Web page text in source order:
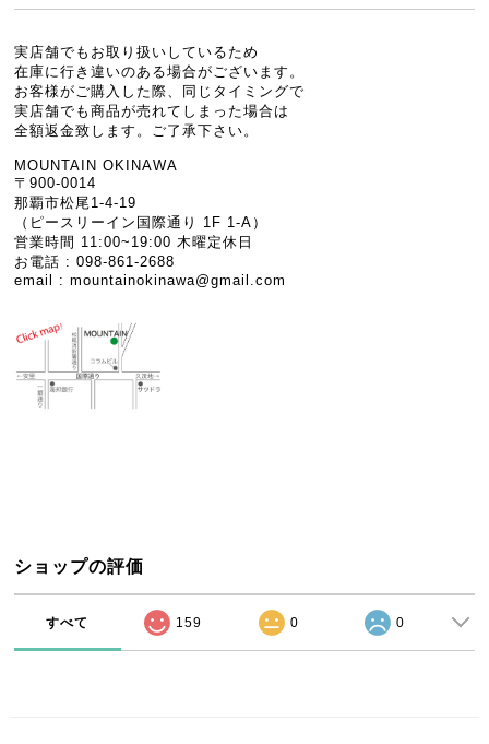
実店舗でもお取り扱いしているため
在庫に行き違いのある場合がございます。
お客様がご購入した際、同じタイミングで
実店舗でも商品が売れてしまった場合は
全額返金致します。ご了承下さい。
MOUNTAIN OKINAWA
〒900-0014
那覇市松尾1-4-19
（ピースリーイン国際通り 1F 1-A）
営業時間 11:00~19:00 木曜定休日
お電話 : 098-861-2688
email :mountainokinawa@gmail.com
ショップの評価
すべて 159 0 0